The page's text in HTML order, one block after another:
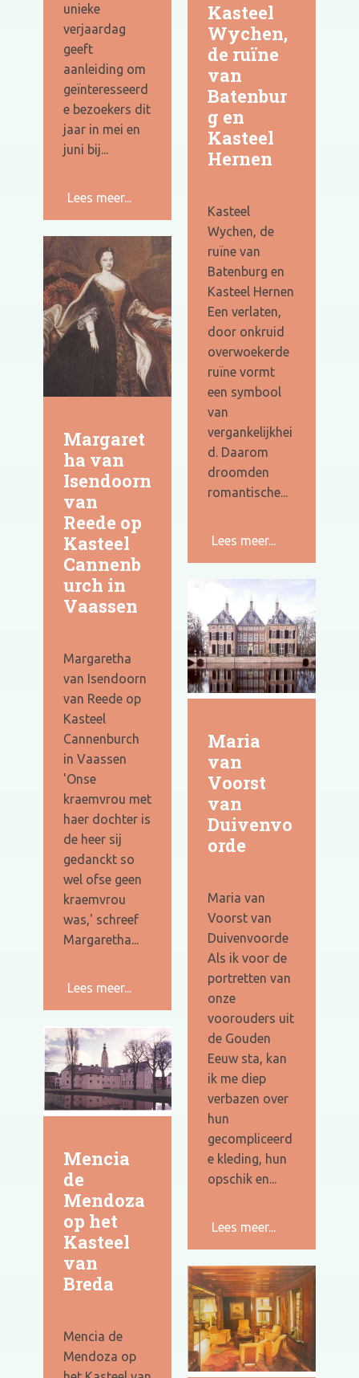
unieke
verjaardag
geeft
aanleiding om
geïnteresseerd
e bezoekers dit
jaar in mei en
juni bij...
Lees meer...
Kasteel
Wychen,
de ruïne
van
Batenbur
g en
Kasteel
Hernen
Kasteel
Wychen, de
ruïne van
Batenburg en
Kasteel Hernen
Een verlaten,
door onkruid
overwoekerde
ruïne vormt
een symbool
van
vergankelijkhei
d. Daarom
droomden
romantische...
Lees meer...
Margaret
ha van
Isendoorn
van
Reede op
Kasteel
Cannenb
urch in
Vaassen
Margaretha
van Isendoorn
van Reede op
Kasteel
Cannenburch
in Vaassen
'Onse
kraemvrou met
haer dochter is
de heer sij
gedanckt so
wel ofse geen
kraemvrou
was,' schreef
Margaretha...
Lees meer...
Maria
van
Voorst
van
Duivenvo
orde
Maria van
Voorst van
Duivenvoorde
Als ik voor de
portretten van
onze
voorouders uit
de Gouden
Eeuw sta, kan
ik me diep
verbazen over
hun
gecompliceerd
e kleding, hun
opschik en...
Lees meer...
Mencia
de
Mendoza
op het
Kasteel
van
Breda
Mencia de
Mendoza op